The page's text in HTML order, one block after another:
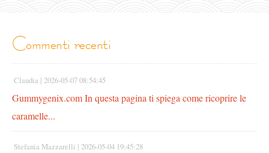
commenti recenti
Claudia | 2026-05-07 08:54:45
Gummygenix.com In questa pagina ti spiega come ricoprire le
caramelle...
Stefania Mazzarelli | 2026-05-04 19:45:28